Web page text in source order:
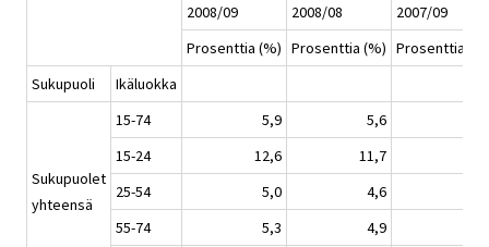
2008/09
2008/08
2007/09
Prosenttia (%) Prosenttia (%) Prosenttia
Sukupuoli
Ikäluokka
Sukupuolet
yhteensä
15-74 5,9 5,6
15-24
12,6 11,7
25-54
5,0 4,6
55-74
5,3 4,9